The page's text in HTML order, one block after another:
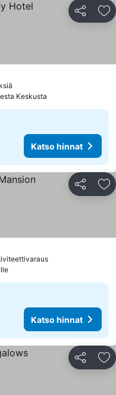
Jaa
Keskusta
Katso hinnat
Jaa
Katso hinnat
Jaa